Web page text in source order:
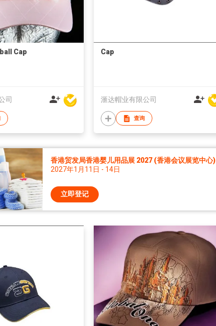
Cap
司
Cap
滙达帽业有限公司
查询
香港贸发局香港婴儿用品展 2027 (香港会议展览中心)
2027年1月11日 - 14日
立即登记